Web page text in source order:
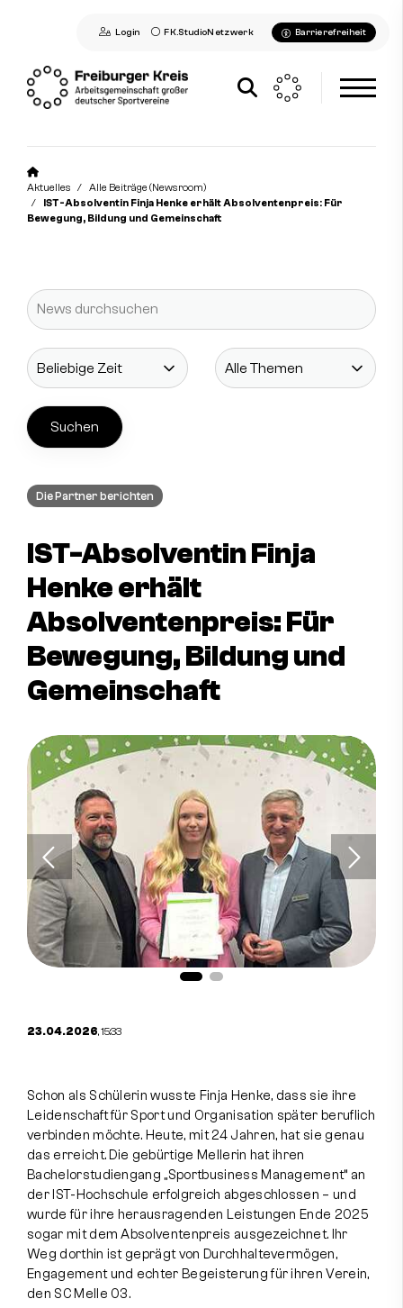
Login FK.StudioNetzwerk Barrierefreiheit
Aktuelles
Alle Beiträge (Newsroom)
IST-Absolventin Finja Henke erhält Absolventenpreis: Für
Bewegung, Bildung und Gemeinschaft
Die Partner berichten
IST-Absolventin Finja
Henke erhält
Absolventenpreis: Für
Bewegung, Bildung und
Gemeinschaft
23.04.2026, 15:33
Schon als Schülerin wusste Finja Henke, dass sie ihre
Leidenschaft für Sport und Organisation später beruflich
verbinden möchte. Heute, mit 24 Jahren, hat sie genau
das erreicht. Die gebürtige Mellerin hat ihren
Bachelorstudiengang „Sportbusiness Management“ an
der IST-Hochschule erfolgreich abgeschlossen – und
wurde für ihre herausragenden Leistungen Ende 2025
sogar mit dem Absolventenpreis ausgezeichnet. Ihr
Weg dorthin ist geprägt von Durchhaltevermögen,
Engagement und echter Begeisterung für ihren Verein,
den SC Melle 03.
Aktuelles
Alle Beiträge (Newsroom)
Freiburger Kreis
Mitglieder
Kontakt aufnehmen
Instagram Facebook